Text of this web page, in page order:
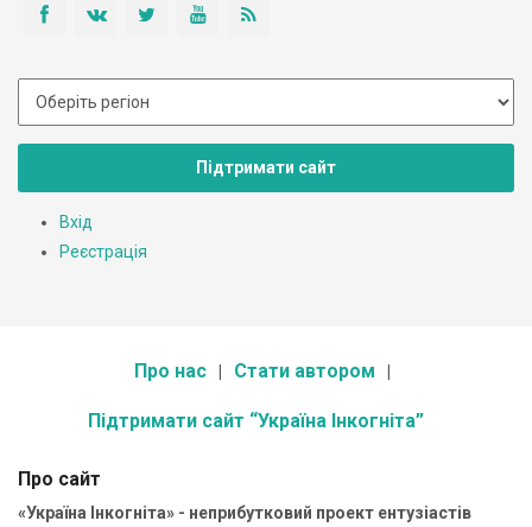
Підтримати сайт
Вхід
Реєстрація
Про нас Стати автором
Підтримати сайт “Україна Інкогніта”
Про сайт
«Україна Інкогніта» - неприбутковий проект ентузіастів